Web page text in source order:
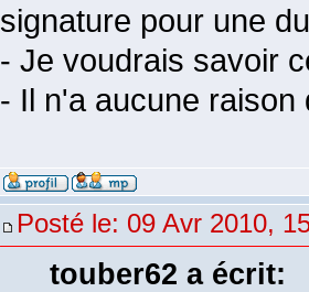
signature pour une
- Je voudrais savoir
- Il n'a aucune raison
Posté le: 09 Avr 2010,
touber62 a écrit: